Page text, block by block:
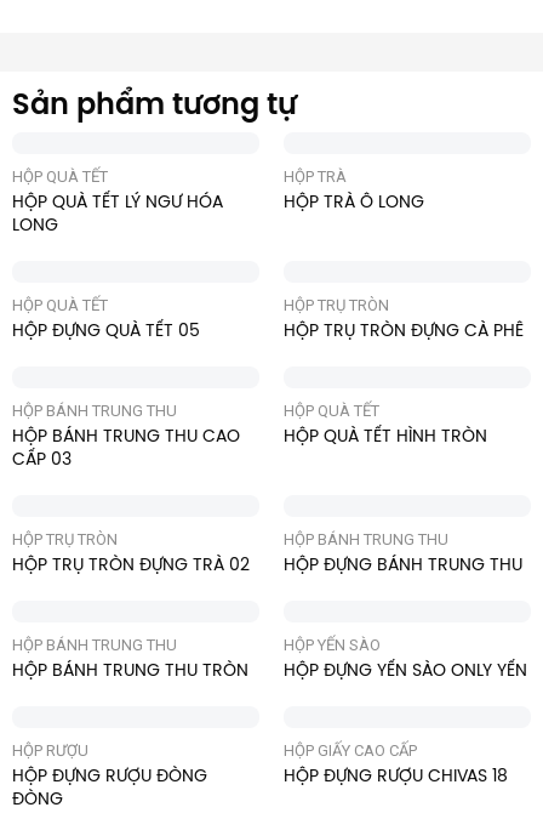
Sản phẩm tương tự
HỘP QUÀ TẾT
HỘP QUÀ TẾT LÝ NGƯ HÓA
LONG
HỘP TRÀ
HỘP TRÀ Ô LONG
HỘP QUÀ TẾT
HỘP ĐỰNG QUÀ TẾT 05
HỘP TRỤ TRÒN
HỘP TRỤ TRÒN ĐỰNG CÀ PHÊ
HỘP BÁNH TRUNG THU
HỘP BÁNH TRUNG THU CAO
CẤP 03
HỘP QUÀ TẾT
HỘP QUÀ TẾT HÌNH TRÒN
HỘP TRỤ TRÒN
HỘP TRỤ TRÒN ĐỰNG TRÀ 02
HỘP BÁNH TRUNG THU
HỘP ĐỰNG BÁNH TRUNG THU
HỘP BÁNH TRUNG THU
HỘP BÁNH TRUNG THU TRÒN
HỘP YẾN SÀO
HỘP ĐỰNG YẾN SÀO ONLY YẾN
HỘP RƯỢU
HỘP ĐỰNG RƯỢU ĐÒNG
ĐÒNG
HỘP GIẤY CAO CẤP
HỘP ĐỰNG RƯỢU CHIVAS 18